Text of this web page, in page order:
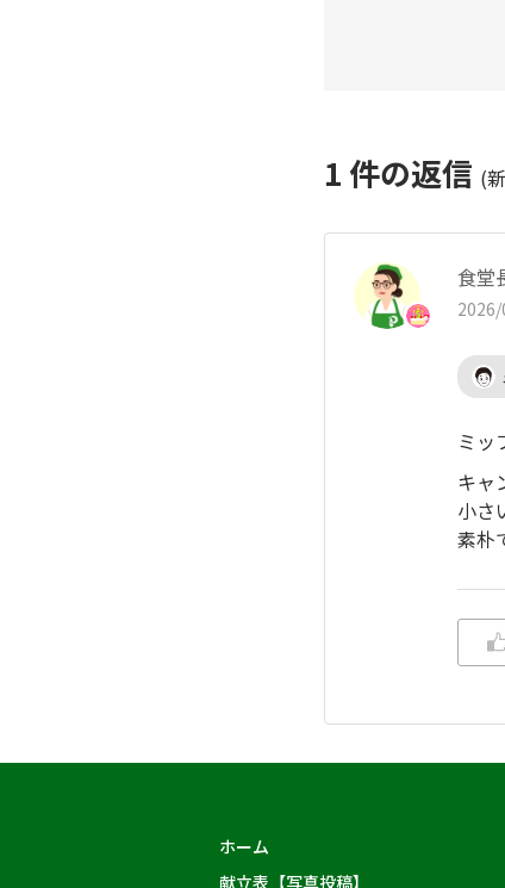
1 件の返信 (
食堂
ミッ
キャ
小さ
素朴
ホーム
献立表【写真投稿】